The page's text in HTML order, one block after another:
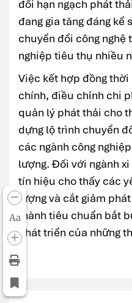
Aa
đổi hạn ngạch phát
đang gia tăng đáng
chuyển đổi công nghệ
nghiệp tiêu thụ nhiều
Việc kết hợp đồng
chính, điều chỉnh chi
quản lý phát thải cho
dựng lộ trình chuyển
các ngành công
lượng. Đối với ngành
tín hiệu cho thấy các
lượng và cắt giảm
thành tiêu chuẩn bắt
phát triển của những